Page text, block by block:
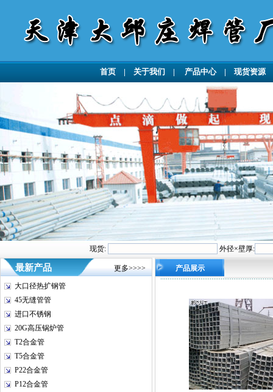
首页| 关于我们 | 产品中心| 现货资源
现货: 外径×壁厚:
最新产品 更多>>>>
大口径热扩钢管
45无缝管管
进口不锈钢
20G高压锅炉管
T2合金管
T5合金管
P22合金管
P12合金管
产品展示